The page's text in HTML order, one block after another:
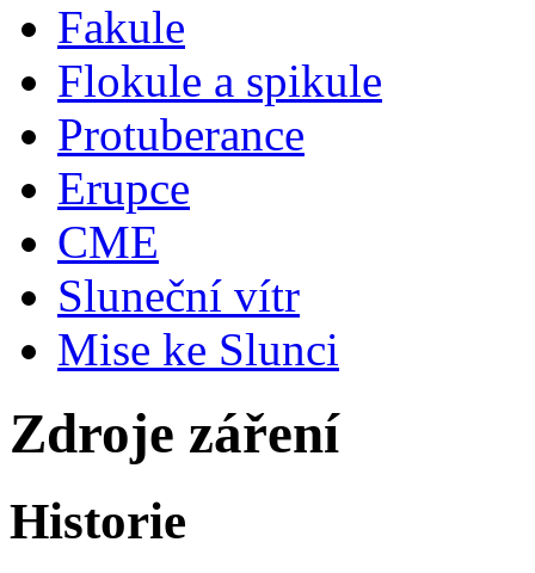
Fakule
Flokule a spikule
Protuberance
Erupce
CME
Sluneční vítr
Mise ke Slunci
Zdroje záření
Historie